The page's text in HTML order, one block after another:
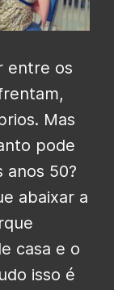
entre os
Mas
pode
anos 50?
abaixar a
casa e o
isso é